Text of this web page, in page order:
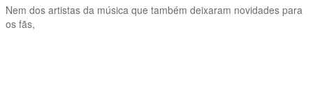
Nem dos artistas da música que também deixaram novidades para
os fãs,